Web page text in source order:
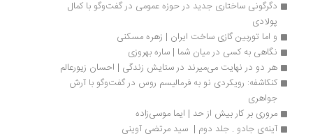
پولادی
و اما توربین گازی ساخت ایران | زهره مسکنی
نگاهی به کسی در میان شما | ساره بهروزی
هر دو در نهایت می‌میرند در ستایش زندگی | احسان زیورعالم
جواهری
مروری بر کار بیش از حد | ایما موسی‌زاده
آینه‌ی جادو . جلد دوم |  سید مرتضی آوینی